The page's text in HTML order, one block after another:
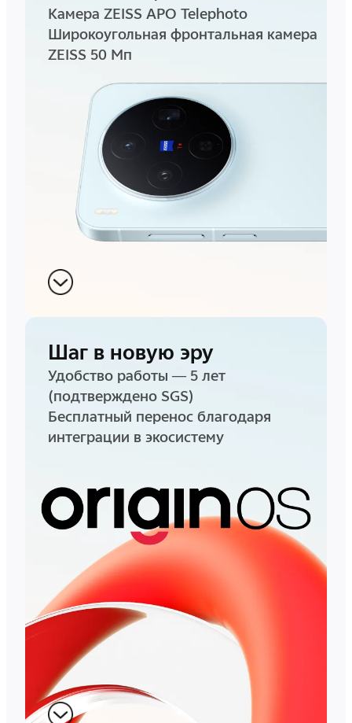
Камера ZEISS APO Telephoto
Широкоугольная фронтальная камера
ZEISS 50 Мп
Шаг в новую эру
Удобство работы — 5 лет
(подтверждено SGS)
Бесплатный перенос благодаря
интеграции в экосистему